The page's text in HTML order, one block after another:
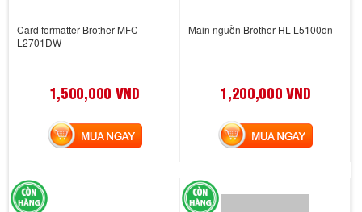
Card formatter Brother MFC-
L2701DW
1,500,000 VND
MUA NGAY
Main nguồn Brother HL-L5100dn
1,200,000 VND
MUA NGAY